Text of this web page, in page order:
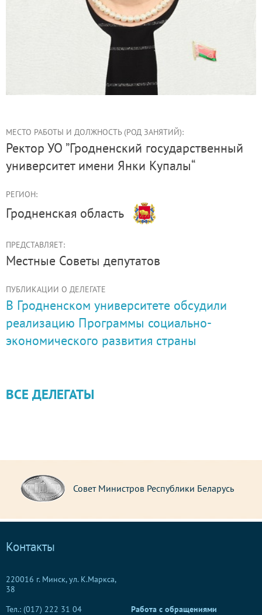
МЕСТО РАБОТЫ И ДОЛЖНОСТЬ (РОД ЗАНЯТИЙ):
ректор УО ”Гродненский государственный
университет имени Янки Купалы“
РЕГИОН:
Гродненская область
ПРЕДСТАВЛЯЕТ:
Местные Советы депутатов
ПУБЛИКАЦИИ О ДЕЛЕГАТЕ
В Гродненском университете обсудили
реализацию Программы социально-
экономического развития страны
ВСЕ ДЕЛЕГАТЫ
Совет Республики Национального
Республики Беларусь
Контакты
220016 г. Минск, ул. К.Маркса,
38
Тел.: (017) 222 31 04
Работа с обращениями